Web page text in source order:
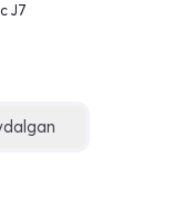
J7